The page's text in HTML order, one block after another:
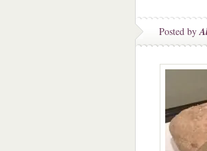
Posted by